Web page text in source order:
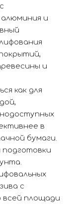
алюминия и
и
как для
в
бумаги.
подготовки
с
всей площади